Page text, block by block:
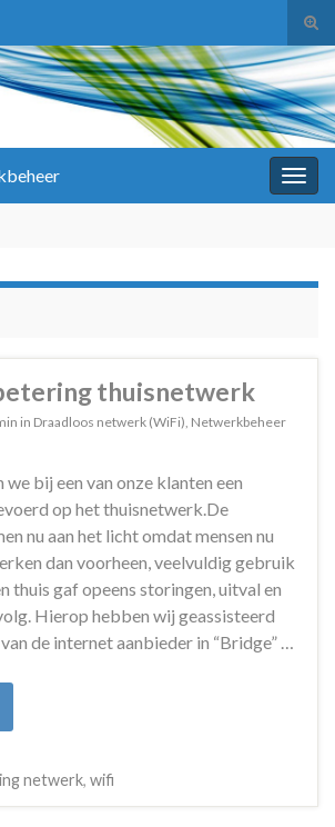
for:
thuisnetwerk
in Draadloos netwerk (WiFi), Netwerkbeheer
bij een van onze klanten een
op het thuisnetwerk.De
nu aan het licht omdat mensen nu
dan voorheen, veelvuldig gebruik
thuis gaf opeens storingen, uitval en
Hierop hebben wij geassisteerd
de internet aanbieder in “Bridge” …
netwerk, wifi